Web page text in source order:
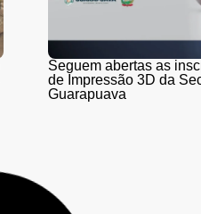
Seguem abertas as
de Impressão 3D da
Guarapuava
Mulher é presa com
celulares em ônibus
Laranjeiras do Sul